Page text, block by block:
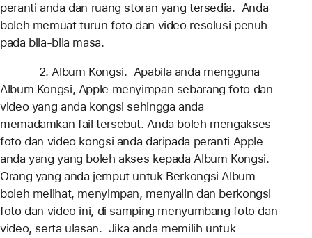
peranti anda dan ruang storan yang tersedia. Anda
boleh memuat turun foto dan video resolusi penuh
pada bila-bila masa.
2. Album Kongsi. Apabila anda mengguna
Album Kongsi, Apple menyimpan sebarang foto dan
video yang anda kongsi sehingga anda
memadamkan fail tersebut. Anda boleh mengakses
foto dan video kongsi anda daripada peranti Apple
anda yang yang boleh akses kepada Album Kongsi.
Orang yang anda jemput untuk Berkongsi Album
boleh melihat, menyimpan, menyalin dan berkongsi
foto dan video ini, di samping menyumbang foto dan
video, serta ulasan. Jika anda memilih untuk